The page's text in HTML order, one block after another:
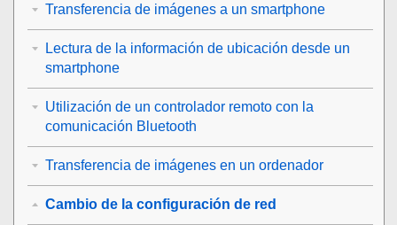
Transferencia de imágenes a un smartphone
Lectura de la información de ubicación desde un
smartphone
Utilización de un controlador remoto con la
comunicación Bluetooth
Transferencia de imágenes en un ordenador
Cambio de la configuración de red